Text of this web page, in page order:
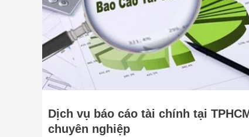
Dịch vụ báo cáo tài chính tại
chuyên nghiệp